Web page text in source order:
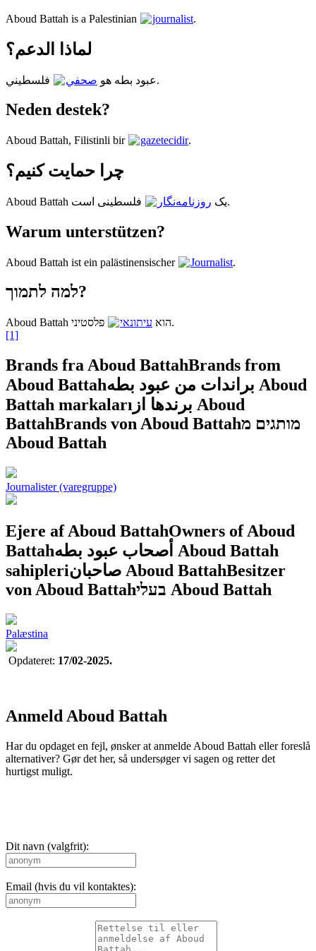
Aboud Battah is a Palestinian journalist.
لماذا الدعم؟
عبود بطه هو صحفي فلسطيني.
Neden destek?
Aboud Battah, Filistinli bir gazetecidir.
چرا حمایت کنیم؟
Aboud Battah یک روزنامه‌نگار فلسطینی است.
Warum unterstützen?
Aboud Battah ist ein palästinensischer Journalist.
למה לתמוך?
Aboud Battah הוא עיתונאי
פלסטיני.
[1]
Brands fra Aboud BattahBrands from
Aboud Battah
Aboud
Battah markaları برندها از Aboud
BattahBrands von Aboud Battahמותגים מ
Aboud Battah
Journalister (varegruppe)
Ejere af Aboud BattahOwners of Aboud
Battah
Aboud Battah
sahipleri
صاحبان Aboud BattahBesitzer
von Aboud Battah
בעלי Aboud Battah
Palæstina
Opdateret: 17/02-2025.
Anmeld Aboud Battah
Har du opdaget en fejl, ønsker at anmelde Aboud Battah eller foreslå
alternativer? Gør det her, så undersøger vi sagen og retter det
hurtigst muligt.
Dit navn (valgfrit):
Email (hvis du vil kontaktes):